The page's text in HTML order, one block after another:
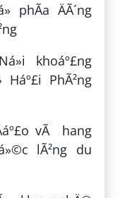
phÃ­a ÄÃ´ng
khoáº£ng
Háº£i PhÃ²ng
vÃ hang
lÃ²ng du